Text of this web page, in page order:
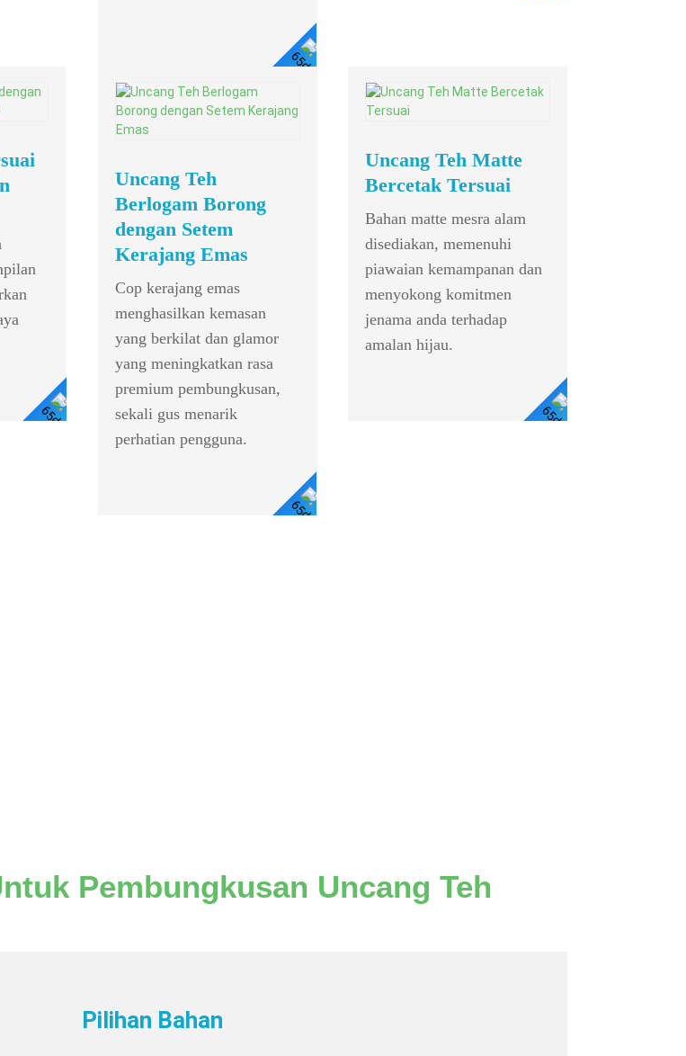
Butiran
Uncang Teh
Berlogam Borong
dengan Setem
Kerajang Emas
Cop kerajang emas
menghasilkan kemasan
yang berkilat dan glamor
yang meningkatkan rasa
premium pembungkusan,
sekali gus menarik
perhatian pengguna.
Uncang Teh Matte
Bercetak Tersuai
Bahan matte mesra alam
disediakan, memenuhi
piawaian kemampanan dan
menyokong komitmen
jenama anda terhadap
amalan hijau.
Pembungkusan Uncang Teh
Pilihan Bahan